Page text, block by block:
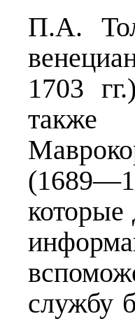
П.А.
1703
также
которые
службу